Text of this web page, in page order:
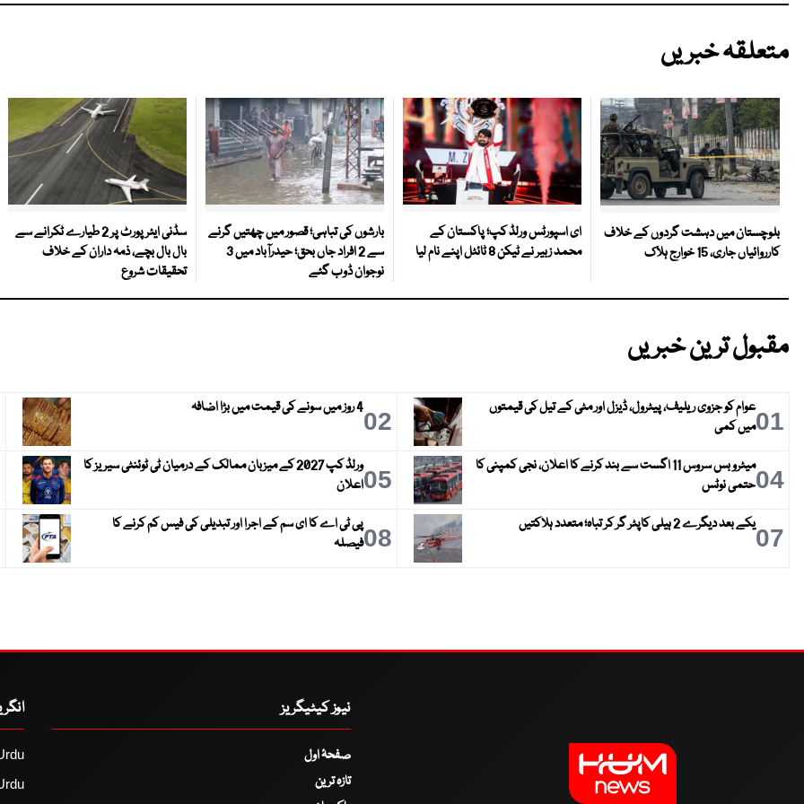
متعلقہ خبریں
بلوچستان میں دہشت گردوں کے خلاف
کارروائیاں جاری، 15 خوارج ہلاک
ای اسپورٹس ورلڈ کپ؛ پاکستان کے
محمد زبیر نے ٹیکن 8 ٹائٹل اپنے نام لیا
بارشوں کی تباہی؛ قصور میں چھتیں گرنے
سے 2 افراد جاں بحق؛ حیدرآباد میں 3
نوجوان ڈوب گئے
سڈنی ایئرپورٹ پر 2 طیارے ٹکرانے سے
بال بال بچے، ذمہ داران کے خلاف
تحقیقات شروع
مقبول ترین خبریں
01عوام کو جزوی ریلیف، پیٹرول، ڈیزل اور مٹی کے تیل کی قیمتوں
میں کمی
024 روز میں سونے کی قیمت میں بڑا اضافہ
04
میٹرو بس سروس 11 اگست سے بند کرنے کا اعلان، نجی کمپنی کا
حتمی نوٹس
05
ورلڈ کپ 2027 کے میزبان ممالک کے درمیان ٹی ٹوئنٹی سیریز کا
اعلان
07یکے بعد دیگرے 2 ہیلی کاپٹر گر کر تباہ؛ متعدد ہلاکتیں 08پی ٹی اے کا ای سم کے اجرا اور تبدیلی کی فیس کم کرنے کا
فیصلہ
نیوز کیٹیگریز
صفحۂ اول
تازہ ترین